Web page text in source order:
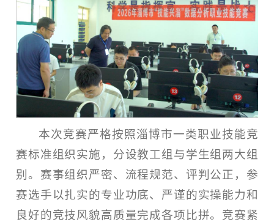
本次竞赛严格按照淄博市一类职业技能竞
赛标准组织实施，分设教工组与学生组两大组
别。赛事组织严密、流程规范、评判公正，参
赛选手以扎实的专业功底、严谨的实操能力和
良好的竞技风貌高质量完成各项比拼。竞赛紧